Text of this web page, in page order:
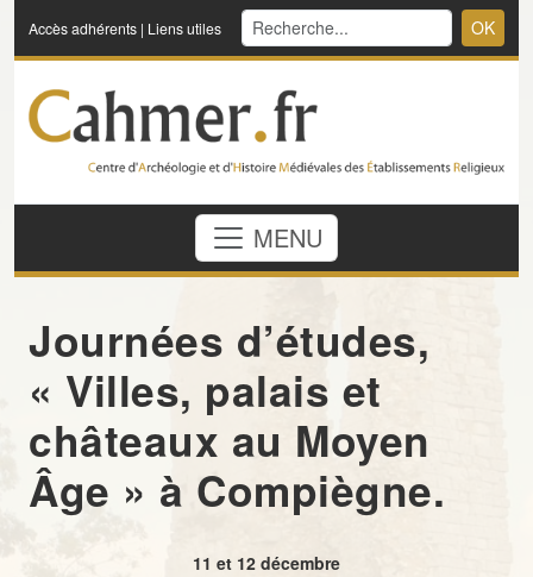
Accès adhérents | Liens utiles OK
MENU
Journées d’études,
« Villes, palais et
châteaux au Moyen
Âge » à Compiègne.
11 et 12 décembre